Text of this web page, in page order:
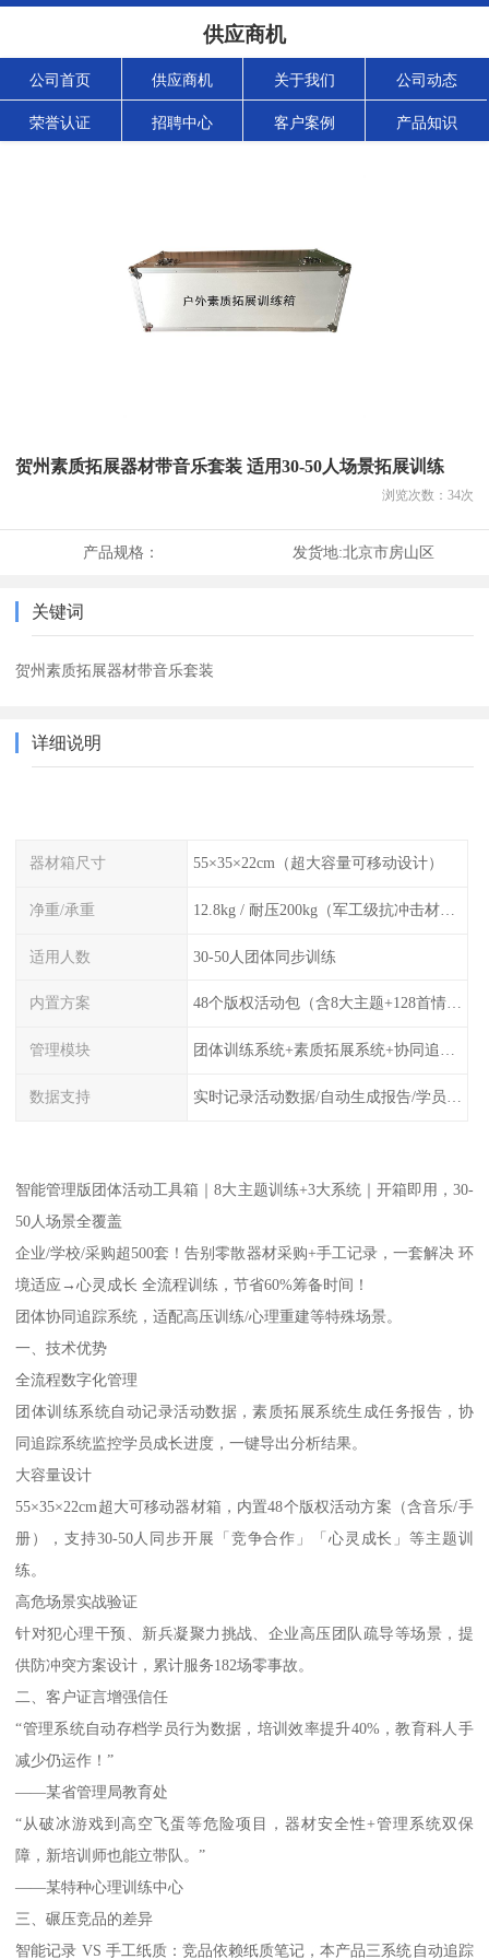
供应商机
公司首页 供应商机 关于我们 公司动态
荣誉认证 招聘中心 客户案例 产品知识
贺州素质拓展器材带音乐套装 适用30-50人场景拓展训练
浏览次数： 34次
产品规格： 发货地:北京市房山区
关键词
贺州素质拓展器材带音乐套装
详细说明
器材箱尺寸 55×35×22cm（超大容量可移动设计）
净重/承重 12.8kg / 耐压200kg（军工级抗冲击材质）
适用人数 30-50人团体同步训练
内置方案 48个版权活动包（含8大主题+128首情境配乐）
管理模块 团体训练系统+素质拓展系统+协同追踪系统
数据支持
智能管理版团体活动工具箱｜8大主题训练+3大系统｜开箱即用，30-
50人场景全覆盖
企业/学校/采购超500套！告别零散器材采购+手工记录，一套解决 环
境适应→心灵成长 全流程训练，节省60%筹备时间！
团体协同追踪系统，适配高压训练/心理重建等特殊场景。
一、技术优势
全流程数字化管理
团体训练系统自动记录活动数据，素质拓展系统生成任务报告，协
同追踪系统监控学员成长进度，一键导出分析结果。
大容量设计
55×35×22cm超大可移动器材箱，内置48个版权活动方案（含音乐/手
册），支持30-50人同步开展「竞争合作」「心灵成长」等主题训
练。
高危场景实战验证
针对犯心理干预、新兵凝聚力挑战、企业高压团队疏导等场景，提
供防冲突方案设计，累计服务182场零事故。
二、客户证言增强信任
“管理系统自动存档学员行为数据，培训效率提升40%，教育科人手
减少仍运作！”
——某省管理局教育处
“从破冰游戏到高空飞蛋等危险项目，器材安全性+管理系统双保
障，新培训师也能立带队。”
——某特种心理训练中心
三、碾压竞品的差异
智能记录 VS 手工纸质：竞品依赖纸质笔记，本产品三系统自动追踪